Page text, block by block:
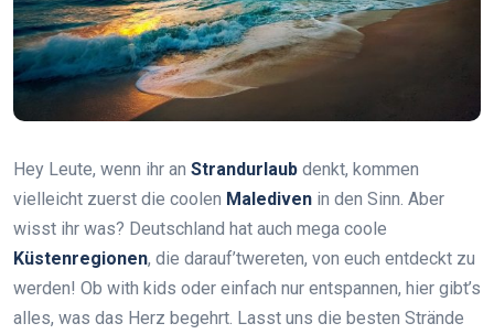
Hey Leute, wenn ihr an Strandurlaub denkt, kommen
vielleicht zuerst die coolen Malediven in den Sinn. Aber
wisst ihr was? Deutschland hat auch mega coole
Küstenregionen, die darauf’twereten, von euch entdeckt zu
werden! Ob with kids oder einfach nur entspannen, hier gibt’s
alles, was das Herz begehrt. Lasst uns die besten Strände